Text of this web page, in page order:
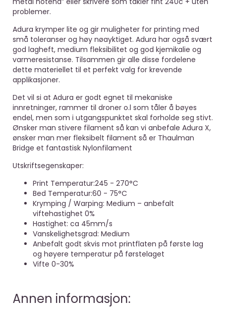
problemer.
Adura krymper lite og gir muligheter for printing med
små toleranser og høy nøayktiget. Adura har også svært
god lagheft, medium fleksibilitet og god kjemikalie og
varmeresistanse. Tilsammen gir alle disse fordelene
dette materiellet til et perfekt valg for krevende
applikasjoner.
Det vil si at Adura er godt egnet til mekaniske
innretninger, rammer til droner o.l som tåler å bøyes
endel, men som i utgangspunktet skal forholde seg stivt.
Ønsker man stivere filament så kan vi anbefale Adura X,
ønsker man mer fleksibelt filament så er Thaulman
Bridge et fantastisk Nylonfilament
Utskriftsegenskaper:
Print Temperatur:245 - 270°C
Bed Temperatur:60 - 75°C
Krymping / Warping: Medium – anbefalt
viftehastighet 0%
Hastighet: ca 45mm/s
Vanskelighetsgrad: Medium
Anbefalt godt skvis mot printflaten på første lag
og høyere temperatur på førstelaget
Vifte 0-30%
Annen informasjon: